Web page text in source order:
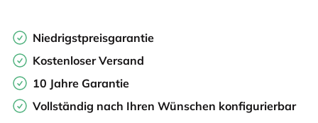
Niedrigstpreisgarantie
Kostenloser Versand
10 Jahre Garantie
Vollständig nach Ihren Wünschen konfigurierbar